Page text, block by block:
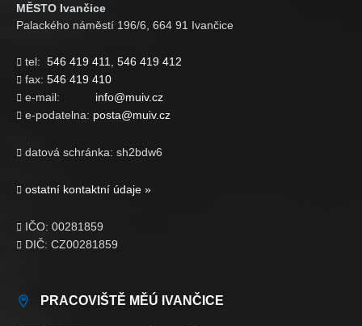
MĚSTO Ivančice
Palackého náměstí 196/6, 664 91 Ivančice
 tel: 546 419 411 546 419 412
 fax: 546 419 410
 e-mail: info@muiv.cz
 e-podatelna: posta@muiv.cz
 datová schránka: sh2bdw6
 ostatní kontaktní údaje »
 IČO: 00281859
 DIČ: CZ00281859
PRACOVIŠTĚ MĚÚ IVANČICE